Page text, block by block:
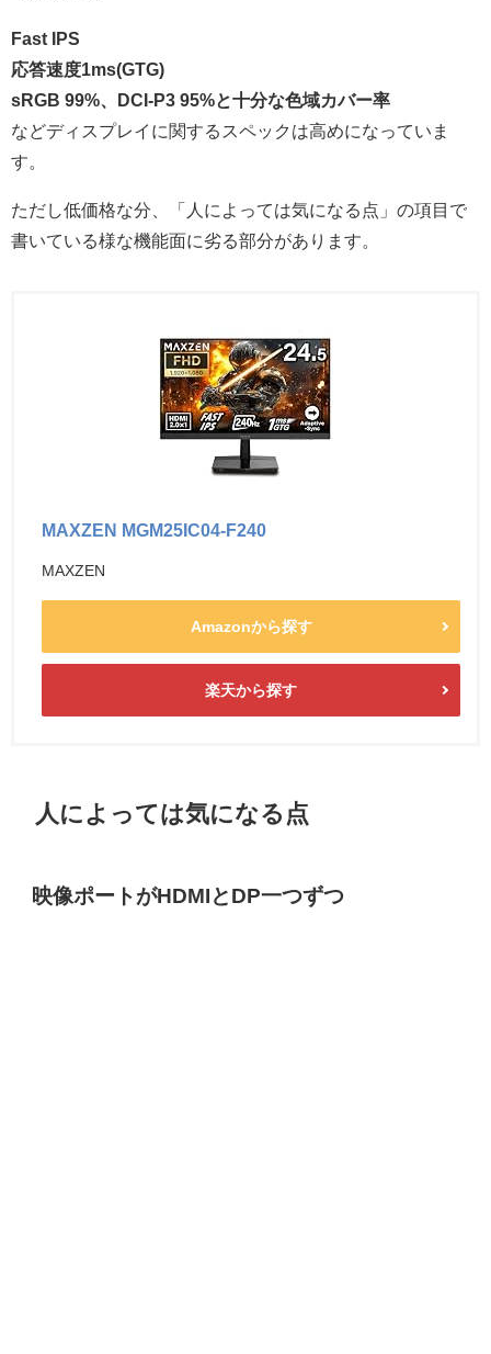
Fast IPS
応答速度1ms(GTG)
sRGB 99%、DCI-P3 95%と十分な色域カバー率
などディスプレイに関するスペックは高めになっていま
す。
ただし低価格な分、「人によっては気になる点」の項目で
書いている様な機能面に劣る部分があります。
MAXZEN MGM25IC04-F240
MAXZEN
Amazonから探す
楽天から探す
人によっては気になる点
映像ポートがHDMIとDP一つずつ